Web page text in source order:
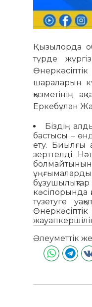
Қызылорда
түрде
шараларын
қызметінің
Еркебұлан
Біздің
бастысы –
ету. Биылғы
зерттелді.
болмайтынын
кәсіпорында
түзетуге
Әлеуметтік